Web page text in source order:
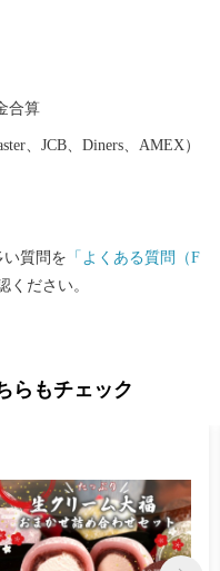
合算
、JCB、Diners、AMEX）
質問を 「よくある質問（F
ください。
らもチェック